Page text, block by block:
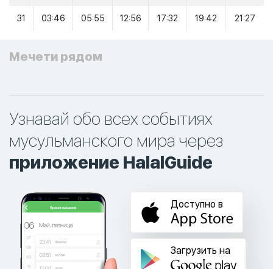
31 03:46 05:55 12:56 17:32 19:42 21:27
Мечети рядом
Узнавай обо всех событиях
мусульманского мира через
приложение HalalGuide
Доступно в
Загрузить на